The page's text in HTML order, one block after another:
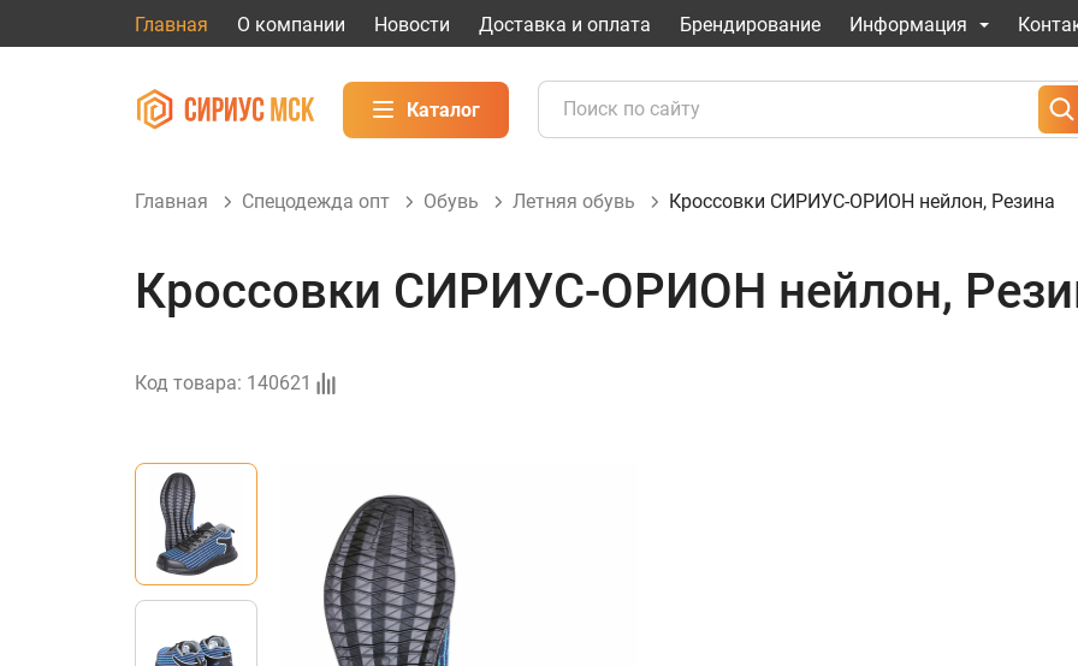
Главная О компании Новости Доставка и оплата Брендирование Информация
Каталог
Главная Спецодежда опт Обувь Летняя обувь Кроссовки СИРИУС-ОРИОН нейлон, Резина
Кроссовки СИРИУС-ОРИОН нейлон,
Код товара: 140621